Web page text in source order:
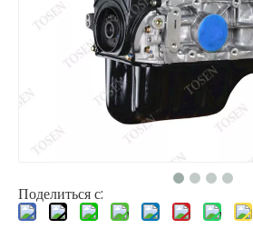
Поделиться с: